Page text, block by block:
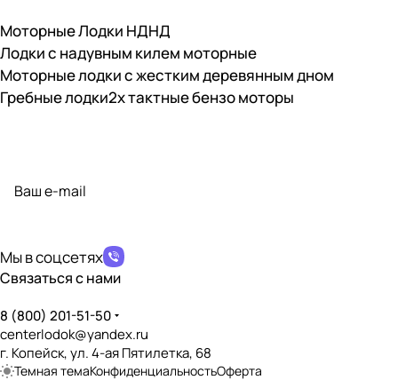
Моторные Лодки НДНД
Лодки с надувным килем моторные
Моторные лодки с жестким деревянным дном
Гребные лодки2х тактные бензо моторы
Мы в соцсетях
Связаться с нами
8 (800) 201-51-50
centerlodok@yandex.ru
г. Копейск, ул. 4-ая Пятилетка, 68
Темная темаКонфиденциальностьОферта